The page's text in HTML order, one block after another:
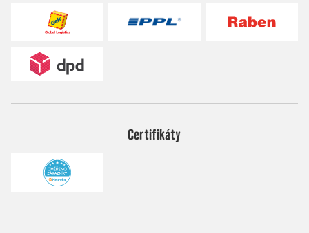
Certifikáty